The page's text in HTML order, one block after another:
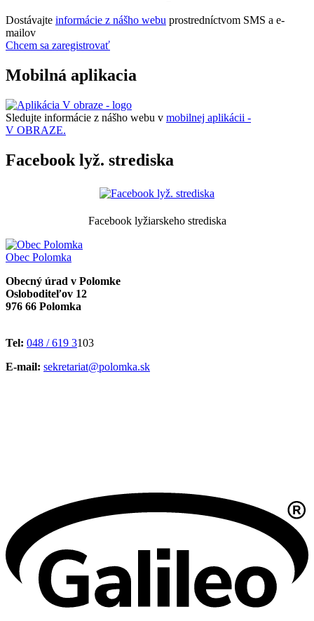
Dostávajte informácie z nášho webu prostredníctvom SMS a e-
mailov
Chcem sa zaregistrovať
Mobilná aplikacia
Sledujte informácie z nášho webu v mobilnej aplikácii -
V OBRAZE.
Facebook lyž. strediska
Facebook lyžiarskeho strediska
Obec Polomka
Obecný úrad v Polomke
Osloboditeľov 12
976 66 Polomka
Tel: 048 / 619 3103
E-mail: sekretariat@polomka.sk